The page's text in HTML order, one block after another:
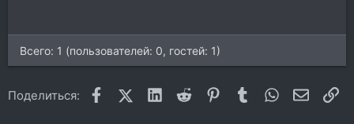
Всего: 1 (пользователей: 0, гостей: 1)
Поделиться: FacebookX (Twitter)
LinkedIn
Reddit Pinterest
Tumblr WhatsApp